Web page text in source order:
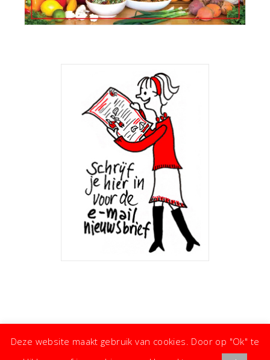
Deze website maakt gebruik van cookies. Door op "Ok" te